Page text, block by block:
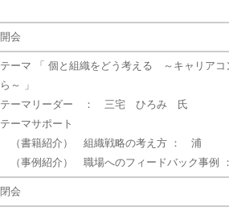
開会
テーマ 「 個と組織をどう考える ～キャリアコ
ら～ 」
テーマリーダー ： 三宅 ひろみ 氏
テーマサポート
（書籍紹介） 組織戦略の考え方 ： 浦
（事例紹介） 職場へのフィードバック事例
閉会